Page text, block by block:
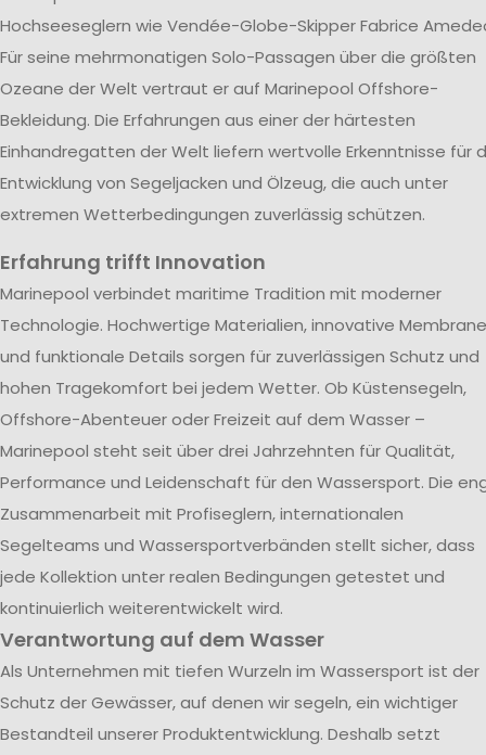
Hochseeseglern wie Vendée-Globe-Skipper Fabrice
Für seine mehrmonatigen Solo-Passagen über die größten
Ozeane der Welt vertraut er auf Marinepool Offshore-
Bekleidung. Die Erfahrungen aus einer der härtesten
Einhandregatten der Welt liefern wertvolle Erkenntnisse für
Entwicklung von Segeljacken und Ölzeug, die auch unter
extremen Wetterbedingungen zuverlässig schützen.
Erfahrung trifft Innovation
Marinepool verbindet maritime Tradition mit moderner
Technologie. Hochwertige Materialien, innovative
und funktionale Details sorgen für zuverlässigen Schutz und
hohen Tragekomfort bei jedem Wetter. Ob Küstensegeln,
Offshore-Abenteuer oder Freizeit auf dem Wasser –
Marinepool steht seit über drei Jahrzehnten für Qualität,
Performance und Leidenschaft für den Wassersport. Die
Zusammenarbeit mit Profiseglern, internationalen
Segelteams und Wassersportverbänden stellt sicher, dass
jede Kollektion unter realen Bedingungen getestet und
kontinuierlich weiterentwickelt wird.
Verantwortung auf dem Wasser
Als Unternehmen mit tiefen Wurzeln im Wassersport ist der
Schutz der Gewässer, auf denen wir segeln, ein wichtiger
Bestandteil unserer Produktentwicklung. Deshalb setzt